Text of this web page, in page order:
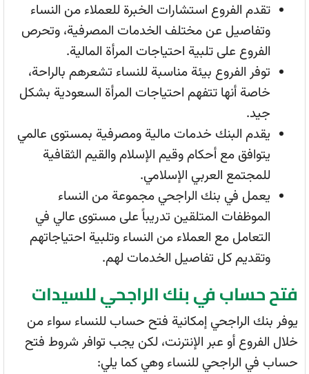
تقدم الفروع استشارات الخبرة للعملاء من النساء
وتفاصيل عن مختلف الخدمات المصرفية، وتحرص
الفروع على تلبية احتياجات المرأة المالية.
توفر الفروع بيئة مناسبة للنساء تشعرهم بالراحة،
خاصة أنها تتفهم احتياجات المرأة السعودية بشكل
جيد.
يقدم البنك خدمات مالية ومصرفية بمستوى عالمي
يتوافق مع أحكام وقيم الإسلام والقيم الثقافية
للمجتمع العربي الإسلامي.
يعمل في بنك الراجحي مجموعة من النساء
الموظفات المتلقين تدريباً على مستوى عالي في
التعامل مع العملاء من النساء وتلبية احتياجاتهم
وتقديم كل تفاصيل الخدمات لهم.
فتح حساب في بنك الراجحي للسيدات
يوفر بنك الراجحي إمكانية فتح حساب للنساء سواء من
خلال الفروع أو عبر الإنترنت، لكن يجب توافر شروط فتح
حساب في الراجحي للنساء وهي كما يلي: